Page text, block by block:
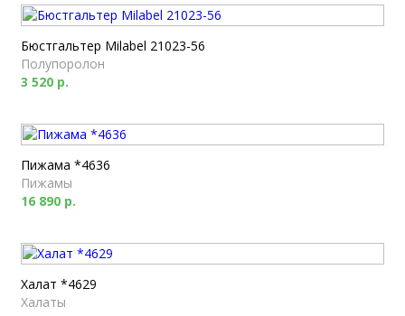
Бюстгальтер Milabel 21023-56
Полупоролон
3 520 р.
Пижама *4636
Пижамы
16 890 р.
Халат *4629
Халаты